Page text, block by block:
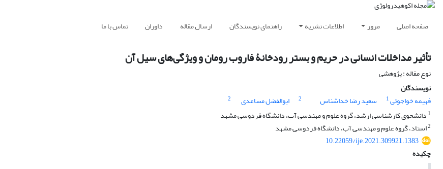
صفحه اصلی مرور اطلاعات نشریه راهنمای نویسندگان ارسال مقاله داوران تماس با ما
تأثیر مداخلات انسانی در حریم و بستر رودخانۀ فاروب رومان و ویژگی‌های سیل آن
نوع مقاله : پژوهشی
نویسندگان
فهیمه خواجوئی1 سعید رضا خداشناس 2 ابوالفضل مساعدی
2
1 دانشجوی کارشناسی ارشد، گروه علوم و مهندسی آب، دانشگاه فردوسی مشهد
2استاد، گروه علوم و مهندسی آب، دانشگاه فردوسی مشهد
10.22059/ije.2021.309921.1383
چکیده